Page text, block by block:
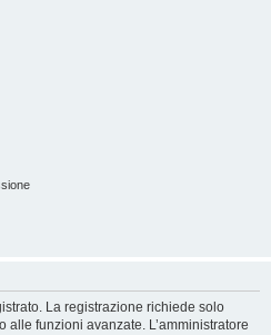
La registrazione richiede solo
alle funzioni avanzate. L’amministratore